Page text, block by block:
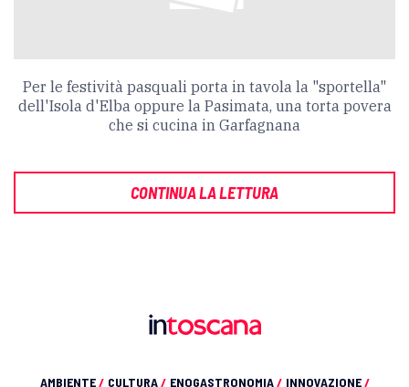
Per le festività pasquali porta in tavola la "sportella"
dell'Isola d'Elba oppure la Pasimata, una torta povera
che si cucina in Garfagnana
CONTINUA LA LETTURA
AMBIENTE/ CULTURA/ ENOGASTRONOMIA/ INNOVAZIONE/